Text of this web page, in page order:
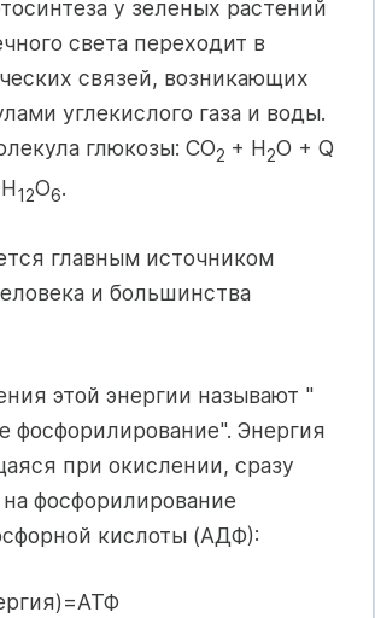
у зеленых растений
света переходит в
связей, возникающих
углекислого газа и воды.
глюкозы: CO2 + H2O + Q
H12O6.
главным источником
и большинства
этой энергии называют "
фосфорилирование". Энергия
при окислении, сразу
фосфорилирование
кислоты (АДФ):